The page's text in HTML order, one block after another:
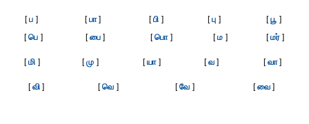
[ப ] [பா] [பி ] [பு ] [பூ ]
[பெ ] [பை ] [பொ] [ம ] [மர்]
[மி ] [மு ] [யா] [வ ] [வா]
[வி ] [வெ ] [வே ] [வை ]